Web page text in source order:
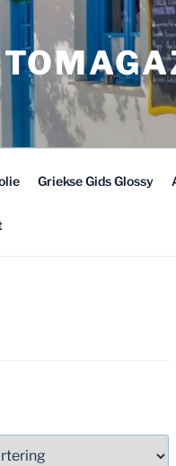
Griekse Gids Glossy